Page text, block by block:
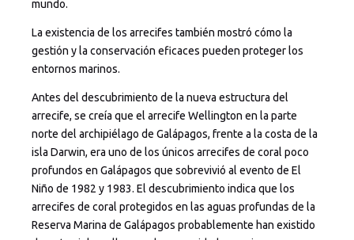
mundo.
La existencia de los arrecifes también mostró cómo la
gestión y la conservación eficaces pueden proteger los
entornos marinos.
Antes del descubrimiento de la nueva estructura del
arrecife, se creía que el arrecife Wellington en la parte
norte del archipiélago de Galápagos, frente a la costa de la
isla Darwin, era uno de los únicos arrecifes de coral poco
profundos en Galápagos que sobrevivió al evento de El
Niño de 1982 y 1983. El descubrimiento indica que los
arrecifes de coral protegidos en las aguas profundas de la
Reserva Marina de Galápagos probablemente han existido